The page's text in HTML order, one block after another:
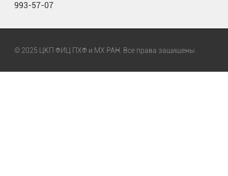
993-57-07
© 2025 ЦКП ФИЦ ПХФ и МХ РАН. Все права защищены.